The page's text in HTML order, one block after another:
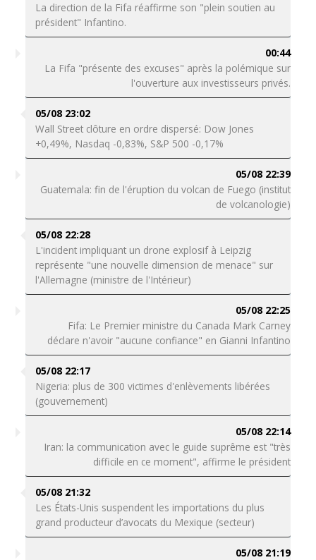
La direction de la Fifa réaffirme son "plein soutien au
président" Infantino.
00:44
La Fifa "présente des excuses" après la polémique sur
l'ouverture aux investisseurs privés.
05/08 23:02
Wall Street clôture en ordre dispersé: Dow Jones
+0,49%, Nasdaq -0,83%, S&P 500 -0,17%
05/08 22:39
Guatemala: fin de l'éruption du volcan de Fuego (institut
de volcanologie)
05/08 22:28
L'incident impliquant un drone explosif à Leipzig
représente "une nouvelle dimension de menace" sur
l'Allemagne (ministre de l'Intérieur)
05/08 22:25
Fifa: Le Premier ministre du Canada Mark Carney
déclare n'avoir "aucune confiance" en Gianni Infantino
05/08 22:17
Nigeria: plus de 300 victimes d'enlèvements libérées
(gouvernement)
05/08 22:14
Iran: la communication avec le guide suprême est "très
difficile en ce moment", affirme le président
05/08 21:32
Les États-Unis suspendent les importations du plus
grand producteur d’avocats du Mexique (secteur)
05/08 21:19